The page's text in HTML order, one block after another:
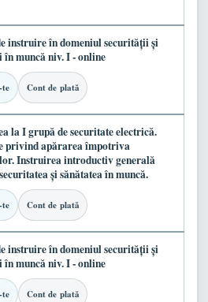
instruire în domeniul securității și
în muncă niv. I - online
te Cont de plată
la I grupă de securitate electrică.
privind apărarea împotriva
Instruirea introductiv generală
și sănătatea în muncă.
te Cont de plată
instruire în domeniul securității și
în muncă niv. I - online
te Cont de plată